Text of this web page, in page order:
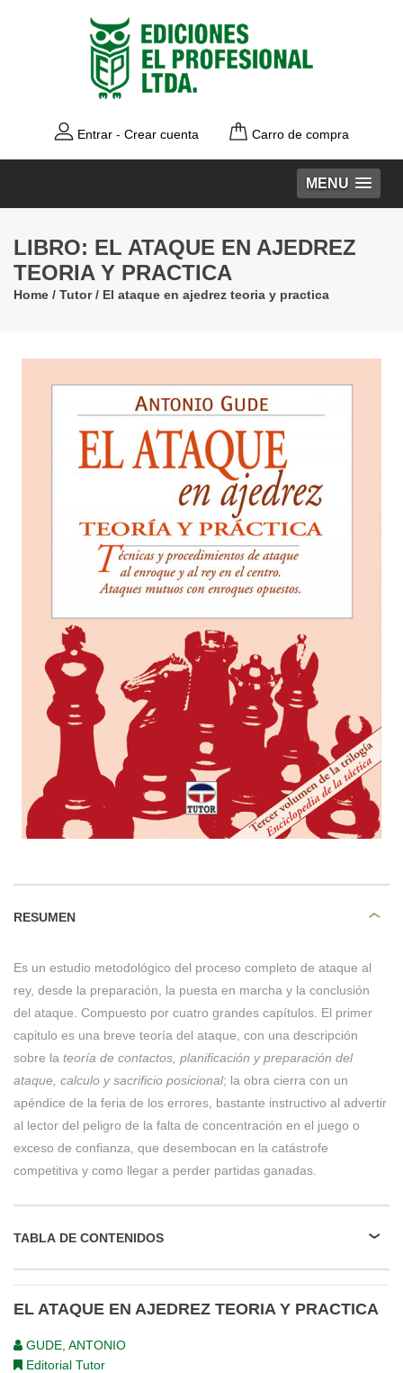
Entrar - Crear cuenta Carro de compra
MENU
LIBRO: EL ATAQUE EN AJEDREZ
TEORIA Y PRACTICA
Home / Tutor/ El ataque en ajedrez teoria y practica
RESUMEN
Es un estudio metodológico del proceso completo de ataque al
rey, desde la preparación, la puesta en marcha y la conclusión
del ataque. Compuesto por cuatro grandes capítulos. El primer
capitulo es una breve teoría del ataque, con una descripción
sobre la teoría de contactos, planificación y preparación del
ataque, calculo y sacrificio posicional; la obra cierra con un
apéndice de la feria de los errores, bastante instructivo al advertir
al lector del peligro de la falta de concentración en el juego o
exceso de confianza, que desembocan en la catástrofe
competitiva y como llegar a perder partidas ganadas.
TABLA DE CONTENIDOS
EL ATAQUE EN AJEDREZ TEORIA Y PRACTICA
GUDE, ANTONIO
Editorial Tutor